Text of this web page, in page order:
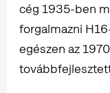
cég 1935-ben
forgalmazni
egészen az